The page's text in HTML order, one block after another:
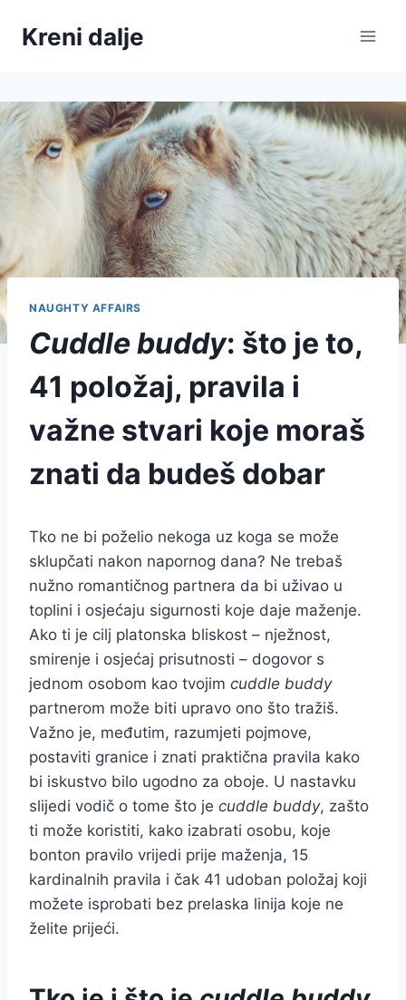
Kreni dalje
NAUGHTY AFFAIRS
Cuddle buddy: što je to,
41 položaj, pravila i
važne stvari koje moraš
znati da budeš dobar
Tko ne bi poželio nekoga uz koga se može
sklupčati nakon napornog dana? Ne trebaš
nužno romantičnog partnera da bi uživao u
toplini i osjećaju sigurnosti koje daje maženje.
Ako ti je cilj platonska bliskost – nježnost,
smirenje i osjećaj prisutnosti – dogovor s
jednom osobom kao tvojim cuddle buddy
partnerom može biti upravo ono što tražiš.
Važno je, međutim, razumjeti pojmove,
postaviti granice i znati praktična pravila kako
bi iskustvo bilo ugodno za oboje. U nastavku
slijedi vodič o tome što je cuddle buddy, zašto
ti može koristiti, kako izabrati osobu, koje
bonton pravilo vrijedi prije maženja, 15
kardinalnih pravila i čak 41 udoban položaj koji
možete isprobati bez prelaska linija koje ne
želite prijeći.